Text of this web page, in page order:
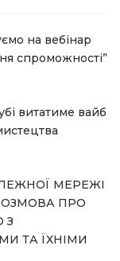
на вебінар
спроможності”
витатиме вайб
МЕРЕЖІ
ПРО
З
ТА ЇХНІМИ